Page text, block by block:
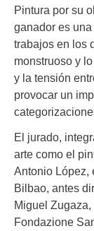
Pintura por su
ganador es
trabajos en los
monstruoso y
y la tensión
provocar un
El jurado,
arte como el
Antonio López,
Bilbao, antes
Miguel
Fondazione